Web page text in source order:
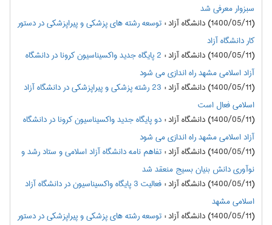
سبزوار معرفی شد
(1400/05/11) دانشگاه آزاد
:توسعه رشته های پزشکی و پیراپزشکی در دستور
کار دانشگاه آزاد
(1400/05/11) دانشگاه آزاد
:
2 پایگاه جدید واکسیناسیون کرونا در دانشگاه
آزاد اسلامی مشهد راه اندازی می شود
(1400/05/11) دانشگاه آزاد
:
23 رشته پزشکی و پیراپزشکی در دانشگاه آزاد
اسلامی فعال است
(1400/05/11) دانشگاه آزاد
:دو پایگاه جدید واکسیناسیون کرونا در دانشگاه
آزاد اسلامی مشهد راه اندازی می شود
(1400/05/11) دانشگاه آزاد
:تفاهم نامه دانشگاه آزاد اسلامی و ستاد رشد و
نوآوری دانش بنیان بسیج منعقد شد
(1400/05/11) دانشگاه آزاد
:
فعالیت 3 پایگاه واکسیناسیون در دانشگاه آزاد
اسلامی مشهد
(1400/05/11) دانشگاه آزاد
:توسعه رشته های پزشکی و پیراپزشکی در دستور